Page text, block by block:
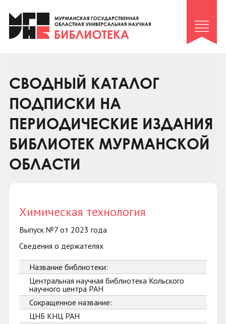
Клуб «Гиря и сельдерей»
Клуб «Семейный архив»
Коллегам
Контакты
СВОДНЫЙ КАТАЛОГ
ПОДПИСКИ НА
ПЕРИОДИЧЕСКИЕ ИЗДАНИЯ
БИБЛИОТЕК МУРМАНСКОЙ
ОБЛАСТИ
Химическая технология
Выпуск №7 от 2023 года
Сведения о держателях
Название библиотеки:
Центральная научная библиотека Кольского
научного центра РАН
Сокращенное название:
ЦНБ КНЦ РАН